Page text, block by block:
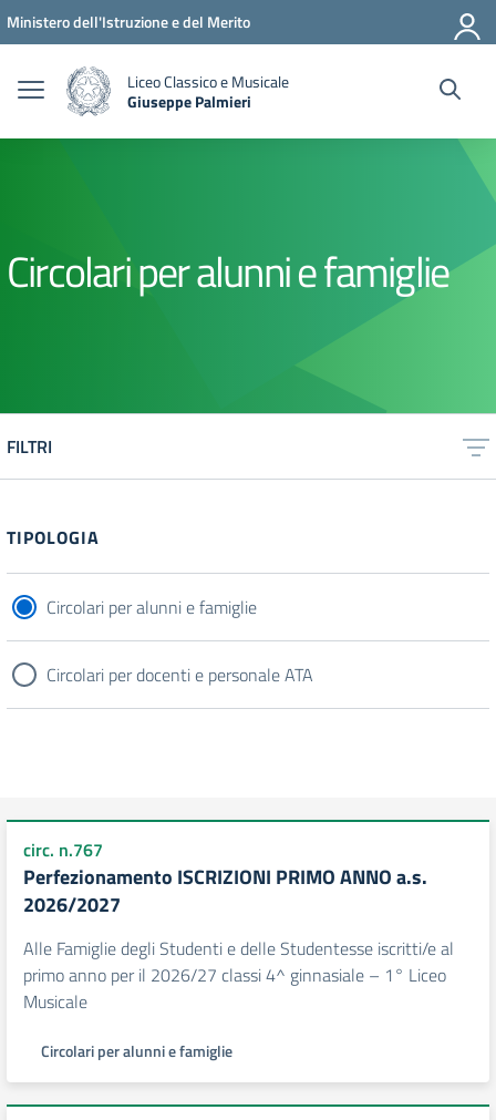
Vai ai contenuti
Vai al menu di navigazione
Vai al footer
Ministero dell'Istruzione e del Merito
Liceo Classico e Musicale
Giuseppe Palmieri
Circolari per alunni e famiglie
FILTRI
Filtri
TIPOLOGIA
Circolari per alunni e famiglie
Circolari per docenti e personale ATA
circ. n.767
Perfezionamento ISCRIZIONI PRIMO ANNO a.s.
2026/2027
Alle Famiglie degli Studenti e delle Studentesse iscritti/e al
primo anno per il 2026/27 classi 4^ ginnasiale – 1° Liceo
Musicale
Circolari per alunni e famiglie